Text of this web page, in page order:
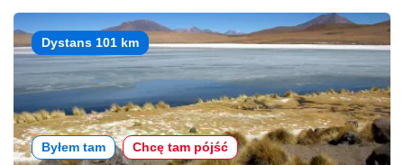
Dystans 101 km
Byłem tam Chcę tam pójść